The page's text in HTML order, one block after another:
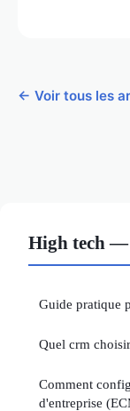
← Voir tous les
High tech —
Guide pratique
Quel crm
Comment
d'entreprise